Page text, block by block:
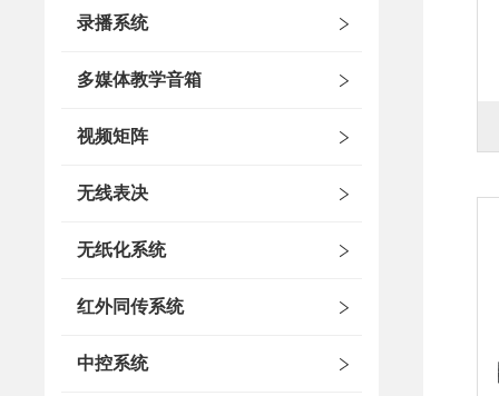
录播系统
多媒体教学音箱
视频矩阵
无线表决
无纸化系统
红外同传系统
中控系统